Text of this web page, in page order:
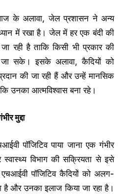
के अलावा, जेल प्रशासन ने अन्य
ध्यान में रखा है। जेल में हर एक बंदी की
रही है ताकि किसी भी प्रकार की
सके। इसके अलावा, कैदियों को
की जा रही हैं और उन्हें मानसिक
उनका आत्मविश्वास बना रहे।
मुद्दा
पॉजिटिव पाया जाना एक गंभीर
विभाग की सक्रियता से इसे
पॉजिटिव कैदियों को अलग-
और उनका इलाज किया जा रहा है।